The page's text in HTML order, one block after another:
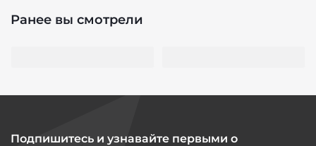
Ранее вы смотрели
Подпишитесь и узнавайте первыми о